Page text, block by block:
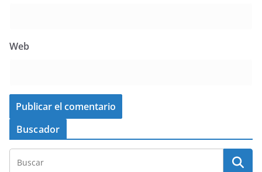
Web
Buscador